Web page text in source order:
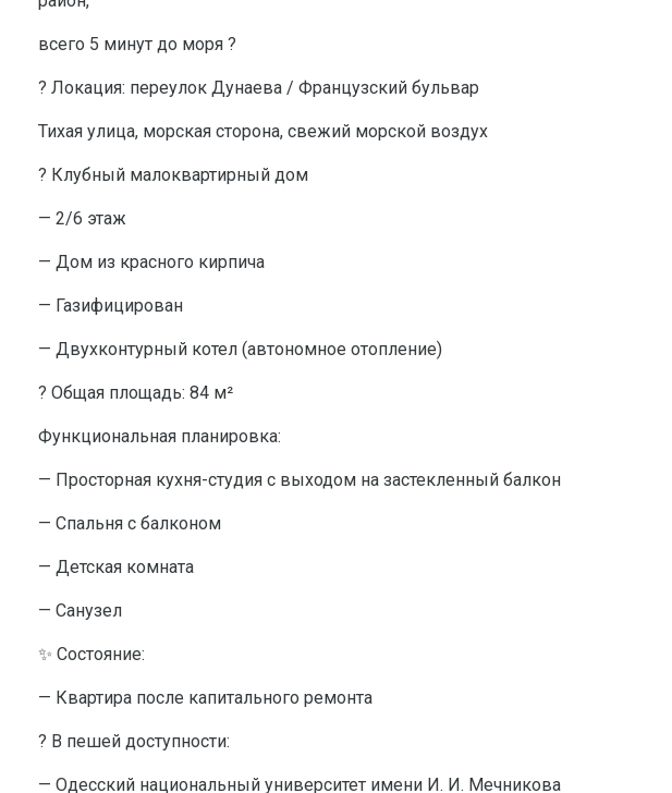
всего 5 минут до моря ?
? Локация: переулок Дунаева / Французский бульвар
Тихая улица, морская сторона, свежий морской воздух
? Клубный малоквартирный дом
— 2/6 этаж
— Дом из красного кирпича
— Газифицирован
— Двухконтурный котел (автономное отопление)
? Общая площадь: 84 м²
Функциональная планировка:
— Просторная кухня-студия с выходом на застекленный балкон
— Спальня с балконом
— Детская комната
— Санузел
✨ Состояние:
— Квартира после капитального ремонта
? В пешей доступности:
— Одесский национальный университет имени И. И. Мечникова